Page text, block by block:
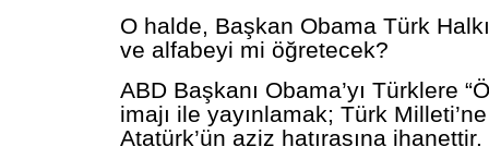
O halde, Başkan Obama Türk
ve alfabeyi mi öğretecek?
ABD Başkanı Obama’yı Türklere
imajı ile yayınlamak; Türk
Atatürk’ün aziz hatırasına ihanettir.